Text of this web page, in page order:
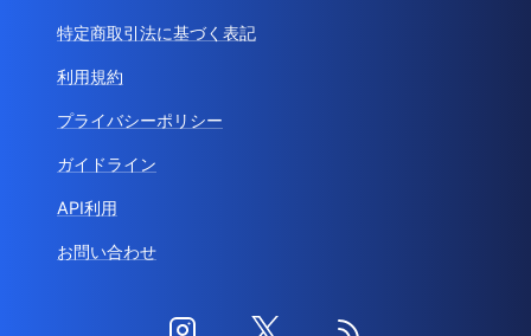
特定商取引法に基づく表記
利用規約
プライバシーポリシー
ガイドライン
API利用
お問い合わせ